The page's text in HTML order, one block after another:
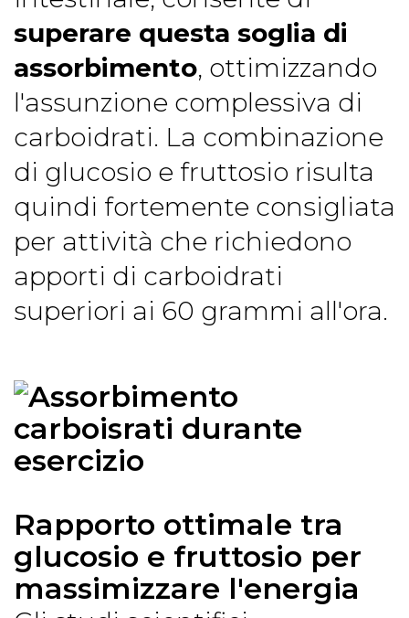
superare questa soglia di
assorbimento, ottimizzando
l'assunzione complessiva di
carboidrati. La combinazione
di glucosio e fruttosio risulta
quindi fortemente consigliata
per attività che richiedono
apporti di carboidrati
superiori ai 60 grammi all'ora.
Rapporto ottimale tra
glucosio e fruttosio per
massimizzare l'energia